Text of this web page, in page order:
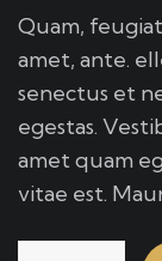
Quam,
amet, ante.
senectus et
egestas.
amet quam
vitae est.